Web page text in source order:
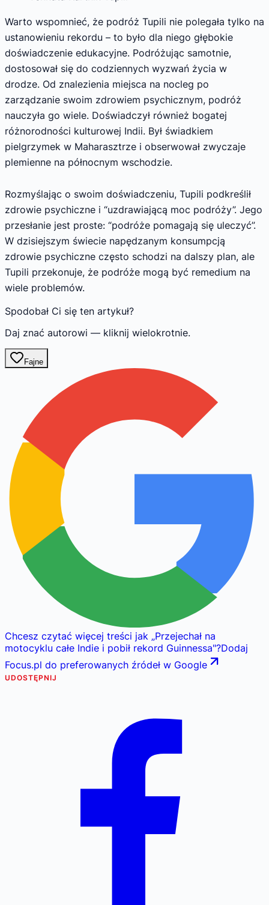
Warto wspomnieć, że podróż Tupili nie polegała tylko na
ustanowieniu rekordu – to było dla niego głębokie
doświadczenie edukacyjne. Podróżując samotnie,
dostosował się do codziennych wyzwań życia w
drodze. Od znalezienia miejsca na nocleg po
zarządzanie swoim zdrowiem psychicznym, podróż
nauczyła go wiele. Doświadczył również bogatej
różnorodności kulturowej Indii. Był świadkiem
pielgrzymek w Maharasztrze i obserwował zwyczaje
plemienne na północnym wschodzie.
Rozmyślając o swoim doświadczeniu, Tupili podkreślił
zdrowie psychiczne i “uzdrawiającą moc podróży”. Jego
przesłanie jest proste: “podróże pomagają się uleczyć”.
W dzisiejszym świecie napędzanym konsumpcją
zdrowie psychiczne często schodzi na dalszy plan, ale
Tupili przekonuje, że podróże mogą być remedium na
wiele problemów.
Spodobał Ci się ten artykuł?
Daj znać autorowi — kliknij wielokrotnie.
Fajne
Chcesz czytać więcej treści jak „Przejechał na
motocyklu całe Indie i pobił rekord Guinnessa"?Dodaj
Focus.pl do preferowanych źródeł w Google
UDOSTĘPNIJ